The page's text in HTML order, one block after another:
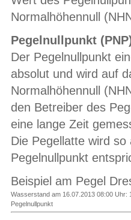
Normalhöhennull
Pegelnullpunkt
Der Pegelnullpunkt
absolut und wird auf
Normalhöhennull
den Betreiber des
eine lange Zeit
Die Pegellatte wird
Pegelnullpunkt
Beispiel am Pegel
Wasserstand am 16.07.2013 08:00 Uhr:
Pegelnullpunkt